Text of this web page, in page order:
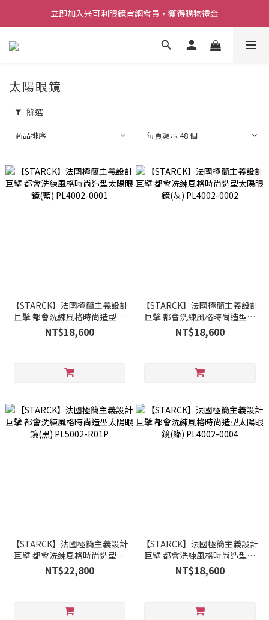
立即加入米可利眼鏡官網會員，獲得購物禮金
太陽眼鏡
篩選
商品排序 每頁顯示 48 個
【STARCK】法國極簡主義設計
巨擘 都會洗練風格時尚造型太
陽眼鏡(藍) PL4002-0001
NT$18,600
【STARCK】法國極簡主義設計
巨擘 都會洗練風格時尚造型太
陽眼鏡(灰) PL4002-0002
NT$18,600
【STARCK】法國極簡主義設計
巨擘 都會洗練風格時尚造型太
陽眼鏡(黑) PL5002-R01P
NT$22,800
【STARCK】法國極簡主義設計
巨擘 都會洗練風格時尚造型太
陽眼鏡(綠) PL4002-0004
NT$18,600